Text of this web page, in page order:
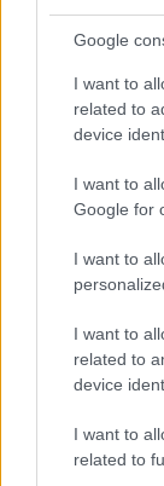
Google
I want to
related to
device
I want to
Google for
I want to
I want to
related to
device
I want to
related to
Continua
ALTRI SPORT
Serie A1
punta alla